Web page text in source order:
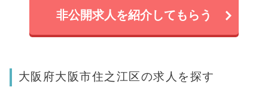
非公開求人を紹介してもらう
大阪府大阪市住之江区の求人を探す